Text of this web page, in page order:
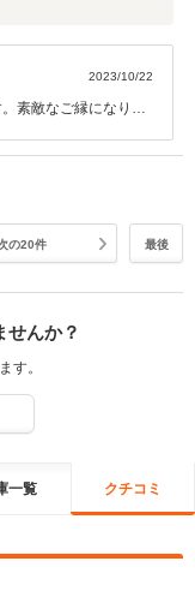
2023/10/22
素敵なご縁になり、
の20件 最後
せんか？
す。
一覧 クチコミ